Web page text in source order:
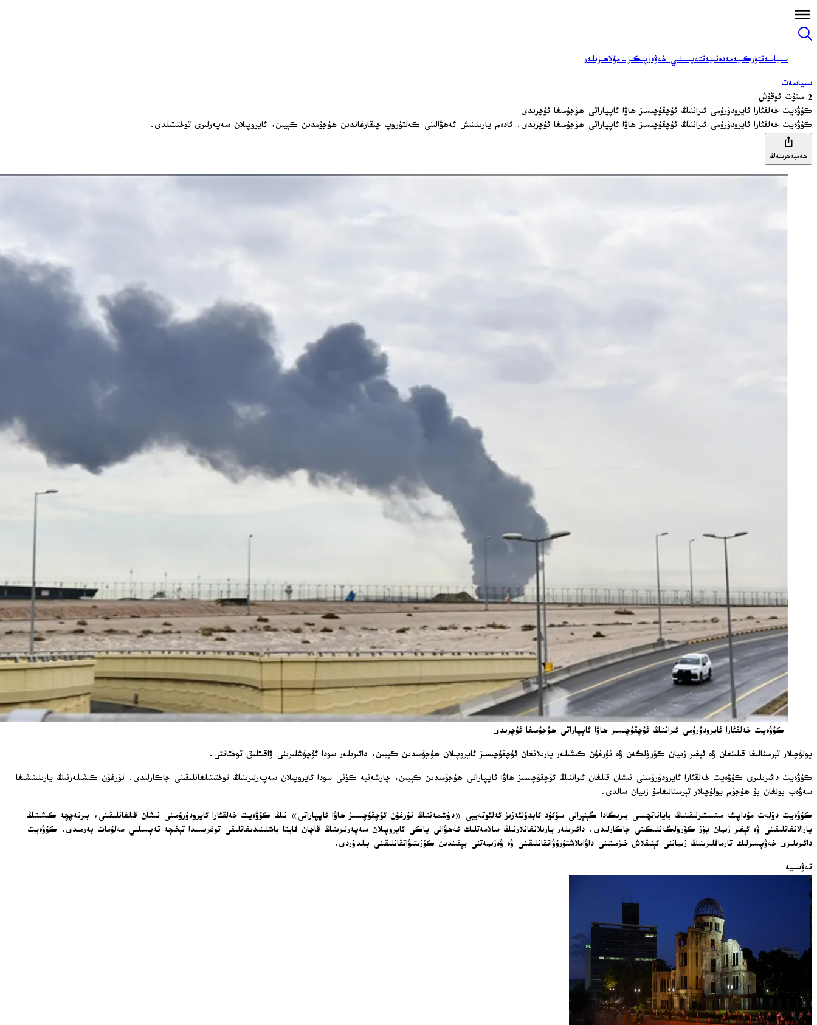
سىياسەتتۈركىيەمەدەنىيەتتەپسىلىي خەۋەرپىكىر-مۇلاھىزىلەر
سىياسەت
2 مىنۇت ئوقۇش
كۇۋەيت خەلقئارا ئايرودۇرۇمى ئىراننىڭ ئۇچقۇچىسىز ھاۋا ئاپپاراتى ھۇجۇمىغا ئۇچرىدى
كۇۋەيت خەلقئارا ئايرودۇرۇمى ئىراننىڭ ئۇچقۇچىسىز ھاۋا ئاپپاراتى ھۇجۇمىغا ئۇچرىدى. ئادەم يارىلىنىش ئەھۋالىنى كەلتۈرۈپ چىقارغاندىن ھۇجۇمدىن كېيىن، ئايروپىلان سەپەرلىرى توختىتىلدى.
ھەمبەھرىلەڭ
كۇۋەيت خەلقئارا ئايرودۇرۇمى ئىراننىڭ ئۇچقۇچىسىز ھاۋا ئاپپاراتى ھۇجۇمىغا ئۇچرىدى
يولۇچىلار تېرمىنالىغا قىلىنغان ۋە ئېغىر زىيان كۆرۈلگەن ۋە نۇرغۇن كىشىلەر يارىلانغان ئۇچقۇچىسىز ئايروپىلان ھۇجۇمىدىن كېيىن، دائىرىلەر سودا ئۇچۇشلىرىنى ۋاقىتلىق توختاتتى.
كۇۋەيت دائىرىلىرى كۇۋەيت خەلقئارا ئايرودۇرۇمىنى نىشان قىلغان ئىراننىڭ ئۇچقۇچىسىز ھاۋا ئاپپاراتى ھۇجۇمىدىن كېيىن، چارشەنبە كۈنى سودا ئايروپىلان سەپەرلىرىنىڭ توختىتىلغانلىقىنى جاكارلىدى. نۇرغۇن كىشىلەرنىڭ يارىلىنىشىغا
سەۋەب بولغان بۇ ھۇجۇم يولۇچىلار تېرمىنالىغامۇ زىيان سالدى.
كۇۋەيت دۆلەت مۇداپىئە مىنىستىرلىقىنىڭ باياناتچىسى بىرىگادا گېنېرالى سۇئۇد ئابدۇلئەزىز ئەلئوتەيبى «دۈشمەننىڭ نۇرغۇن ئۇچقۇچىسىز ھاۋا ئاپپاراتى» نىڭ كۇۋەيت خەلقئارا ئايرودۇرۇمىنى نىشان قىلغانلىقىنى، بىرنەچچە كىشىنىڭ
يارالانغانلىقىنى ۋە ئېغىر زىيان يۈز كۆرۈلگەنلىكىنى جاكارلىدى. دائىرىلەر يارىلانغانلارنىڭ سالامەتلىك ئەھۋالى ياكى ئايروپىلان سەپەرلىرىنىڭ قاچان قايتا باشلىنىدىغانلىقى توغرىسىدا تېخىچە تەپسىلىي مەلۇمات بەرمىدى. كۇۋەيت
دائىرىلىرى خەۋپسىزلىك تارماقلىرىنىڭ زىياننى ئېنىقلاش خىزمىتىنى داۋاملاشتۇرۇۋاتقانلىقىنى ۋە ۋەزىيەتنى يېقىندىن كۆزىتىۋاتقانلىقىنى بىلدۈردى.
تەۋسىيە